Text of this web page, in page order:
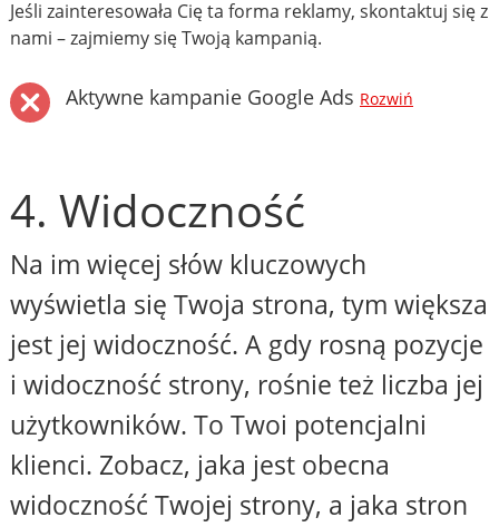
Jeśli zainteresowała Cię ta forma reklamy, skontaktuj się z
nami – zajmiemy się Twoją kampanią.
Aktywne kampanie Google Ads Rozwiń
4. Widoczność
Na im więcej słów kluczowych
wyświetla się Twoja strona, tym większa
jest jej widoczność. A gdy rosną pozycje
i widoczność strony, rośnie też liczba jej
użytkowników. To Twoi potencjalni
klienci. Zobacz, jaka jest obecna
widoczność Twojej strony, a jaka stron